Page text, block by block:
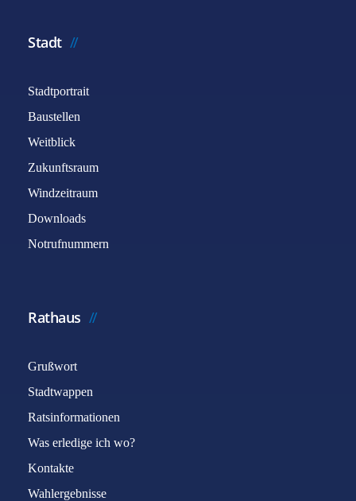
Stadt
Stadtportrait
Baustellen
Weitblick
Zukunftsraum
Windzeitraum
Downloads
Notrufnummern
Rathaus
Grußwort
Stadtwappen
Ratsinformationen
Was erledige ich wo?
Kontakte
Wahlergebnisse